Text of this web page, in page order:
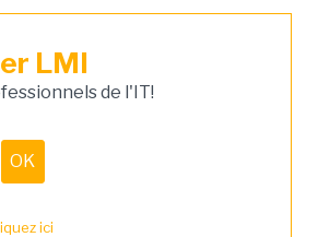
LMI
de l'IT!
ici